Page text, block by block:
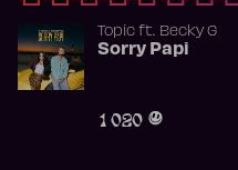
Topicft. Becky G
Sorry Papi
1 020